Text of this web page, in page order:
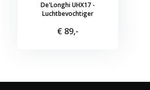
De'Longhi UHX17 -
Luchtbevochtiger
€ 89,-